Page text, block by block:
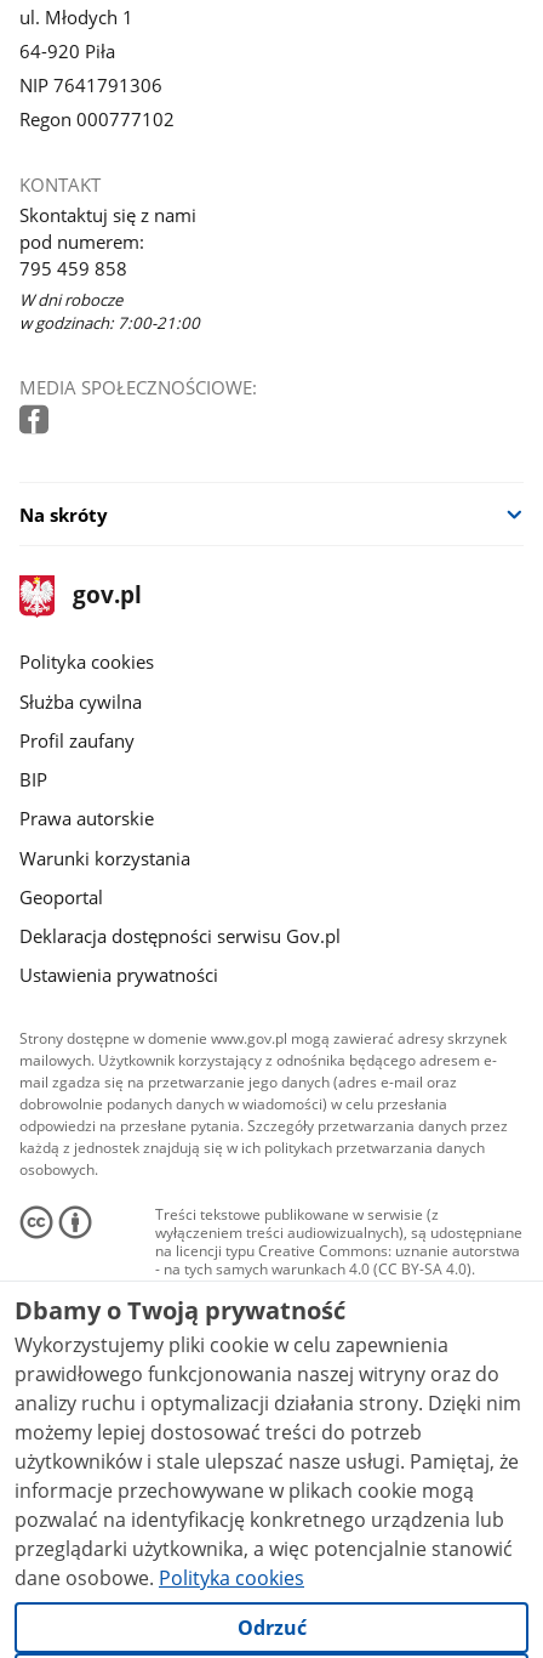
ul. Młodych 1
64-920 Piła
NIP 7641791306
Regon 000777102
KONTAKT
Skontaktuj się z nami
pod numerem:
795 459 858
W dni robocze
w godzinach: 7:00-21:00
MEDIA SPOŁECZNOŚCIOWE:
Na skróty
stopka
gov.pl
Strona
gov.pl
gov.pl
Polityka cookies
Służba cywilna
Profil zaufany
BIP
Prawa autorskie
Warunki korzystania
Geoportal
Deklaracja dostępności serwisu Gov.pl
Ustawienia prywatności
Strony dostępne w domenie www.gov.pl mogą zawierać adresy skrzynek
mailowych. Użytkownik korzystający z odnośnika będącego adresem e-
mail zgadza się na przetwarzanie jego danych (adres e-mail oraz
dobrowolnie podanych danych w wiadomości) w celu przesłania
odpowiedzi na przesłane pytania. Szczegóły przetwarzania danych przez
każdą z jednostek znajdują się w ich politykach przetwarzania danych
osobowych.
Treści tekstowe publikowane w serwisie (z
wyłączeniem treści audiowizualnych), są udostępniane
na licencji typu Creative Commons: uznanie autorstwa
- na tych samych warunkach 4.0 (CC BY-SA 4.0).
Materiały audiowizualne, w tym zdjęcia, materiały
audio i wideo, są udostępniane na licencji typu
Creative Commons: uznanie autorstwa użycie
niekomercyjne - bez utworów zależnych 4.0 (CC BY-
NC-ND 4.0), o ile nie jest to stwierdzone inaczej.
Dbamy o Twoją prywatność
Wykorzystujemy pliki cookie w celu zapewnienia
prawidłowego funkcjonowania naszej witryny oraz do
analizy ruchu i optymalizacji działania strony. Dzięki nim
możemy lepiej dostosować treści do potrzeb
użytkowników i stale ulepszać nasze usługi. Pamiętaj, że
informacje przechowywane w plikach cookie mogą
pozwalać na identyfikację konkretnego urządzenia lub
przeglądarki użytkownika, a więc potencjalnie stanowić
dane osobowe. Polityka cookies
Odrzuć